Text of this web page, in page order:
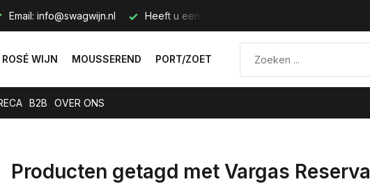
Email: info@swagwijn.nl Heeft u een vraag? Neem contact met ons op.
ROSÉ WIJN MOUSSEREND PORT/ZOET
B2B OVER ONS
Producten getagd met Vargas Reserva